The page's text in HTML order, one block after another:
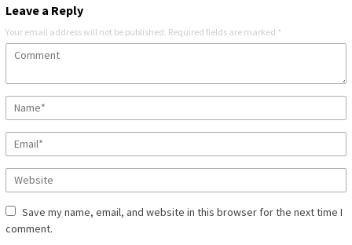
Leave a Reply
Your email address will not be published. Required fields are marked *
Save my name, email, and website in this browser for the next time I
comment.